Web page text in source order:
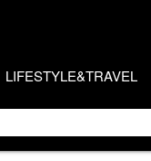
LIFESTYLE&TRAVEL